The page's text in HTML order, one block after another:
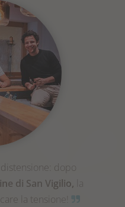
dopo
di San Vigilio, la
la tensione!